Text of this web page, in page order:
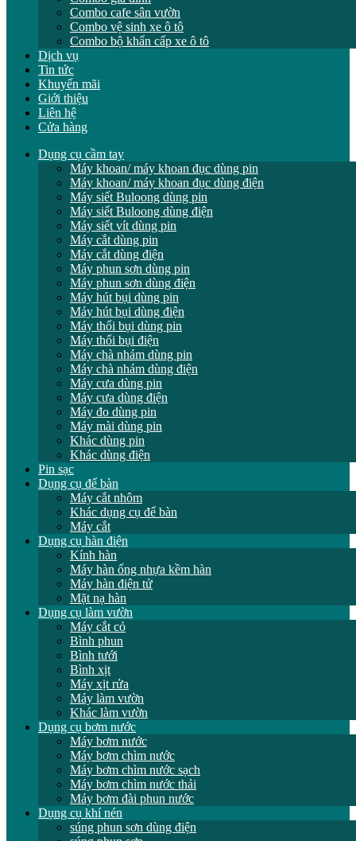
Combo cafe sân vườn
Combo vệ sinh xe ô tô
Combo bộ khẩn cấp xe ô tô
Dịch vụ
Tin tức
Khuyến mãi
Giới thiệu
Liên hệ
Cửa hàng
Dụng cụ cầm tay
Máy khoan/ máy khoan đục dùng pin
Máy khoan/ máy khoan đục dùng điện
Máy siết Buloong dùng pin
Máy siết Buloong dùng điện
Máy siết vít dùng pin
Máy cắt dùng pin
Máy cắt dùng điện
Máy phun sơn dùng pin
Máy phun sơn dùng điện
Máy hút bụi dùng pin
Máy hút bụi dùng điện
Máy thổi bụi dùng pin
Máy thổi bụi điện
Máy chà nhám dùng pin
Máy chà nhám dùng điện
Máy cưa dùng pin
Máy cưa dùng điện
Máy đo dùng pin
Máy mài dùng pin
Khác dùng pin
Khác dùng điện
Pin sạc
Dụng cụ để bàn
Máy cắt nhôm
Khác dụng cụ để bàn
Máy cắt
Dụng cụ hàn điện
Kính hàn
Máy hàn ống nhựa kềm hàn
Máy hàn điện tử
Mặt nạ hàn
Dụng cụ làm vườn
Máy cắt cỏ
Bình phun
Bình tưới
Bình xịt
Máy xịt rửa
Máy làm vườn
Khác làm vườn
Dụng cụ bơm nước
Máy bơm nước
Máy bơm chìm nước
Máy bơm chìm nước sạch
Máy bơm chìm nước thải
Máy bơm đài phun nước
Dụng cụ khí nén
súng phun sơn dùng điện